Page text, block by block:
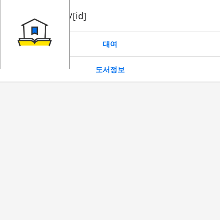
book/rent/[id]
대여
도서정보